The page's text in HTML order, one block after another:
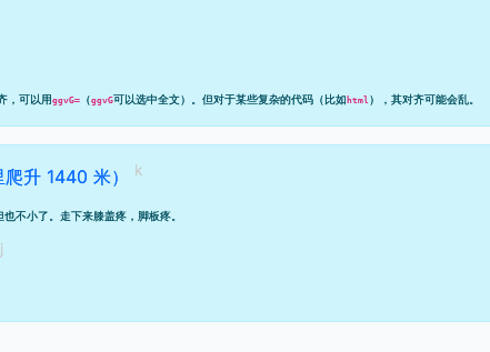
，可以用ggvG= （ggvG可以选中全文）。但对于某些复杂的代码（比如 html ），其对齐可能会乱。
升 1440 米）
不小了。走下来膝盖疼，脚板疼。